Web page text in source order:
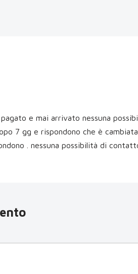
e mai arrivato nessuna
7 gg e rispondono che è
. nessuna possibilità di